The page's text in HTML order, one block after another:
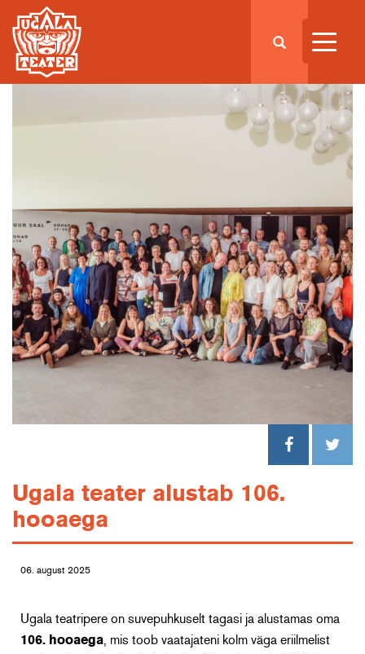
Ugala teater alustab 106.
hooaega
06. august 2025
Ugala teatripere on suvepuhkuselt tagasi ja alustamas oma
106. hooaega , mis toob vaatajateni kolm väga eriilmelist